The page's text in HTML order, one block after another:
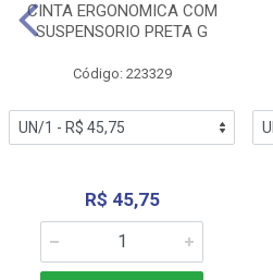
CINTA ERGONOMICA COM
SUSPENSORIO PRETA G
Código: 223329
R$ 45,75